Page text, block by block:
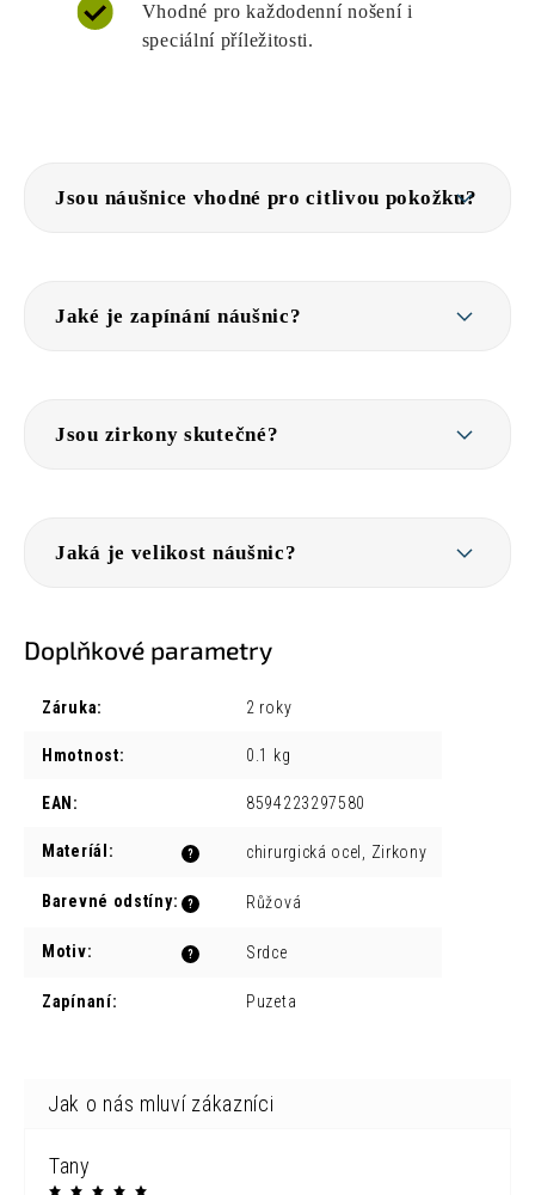
Vhodné pro každodenní nošení i
speciální příležitosti.
Jsou náušnice vhodné pro citlivou pokožku?
Jaké je zapínání náušnic?
Jsou zirkony skutečné?
Jaká je velikost náušnic?
Doplňkové parametry
Záruka: 2 roky
Hmotnost: 0.1 kg
EAN : 8594223297580
?
Materíál : chirurgická ocel, Zirkony
?
Barevné odstíny: Růžová
?
Motiv: Srdce
Zapínaní: Puzeta
Tany